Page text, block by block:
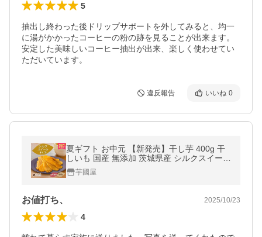
5
抽出し終わった後ドリップサポートを外してみると、均一
に湯がかかったコーヒーの粉の跡を見ることが出来ます。
安定した美味しいコーヒー抽出が出来、楽しく使わせてい
ただいています。
違反報告 いいね 0
夏ギフト お中元 【新発売】干し芋 400g 干
しいも 国産 無添加 茨城県産 シルクスイート
平干し スイーツ お菓子 さつまいも 和スイー
ツ シルク平干し slk400
芋國屋
お値打ち、 2025/10/23
4